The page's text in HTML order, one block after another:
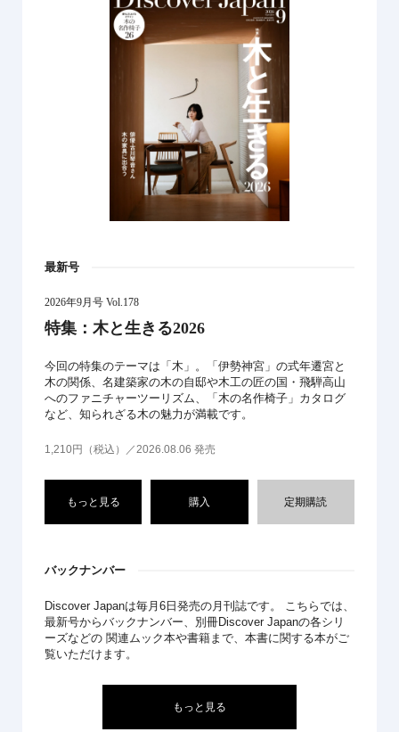
最新号
2026年9月号 Vol.178
特集：木と生きる2026
今回の特集のテーマは「木」。「伊勢神宮」の式年遷宮と
木の関係、名建築家の木の自邸や木工の匠の国・飛騨高山
へのファニチャーツーリズム、「木の名作椅子」カタログ
など、知られざる木の魅力が満載です。
1,210円（税込）／2026.08.06 発売
もっと見る 購入 定期購読
バックナンバー
Discover Japanは毎月6日発売の月刊誌です。 こちらでは、
最新号からバックナンバー、別冊Discover Japanの各シリ
ーズなどの 関連ムック本や書籍まで、本書に関する本がご
覧いただけます。
もっと見る